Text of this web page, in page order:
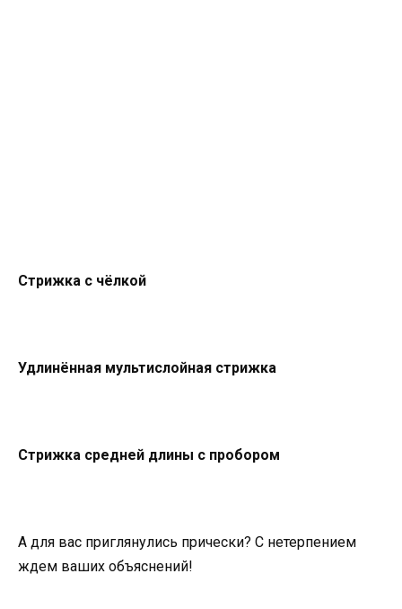
Стрижка с чёлкой
Удлинённая мультислойная стрижка
Стрижка средней длины с пробором
А для вас приглянулись прически? С нетерпением
ждем ваших объяснений!